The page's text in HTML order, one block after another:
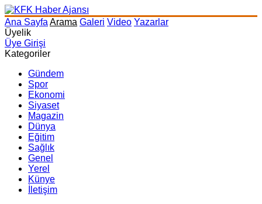
Ana Sayfa Arama Galeri Video Yazarlar
Üyelik
Üye Girişi
Kategoriler
Gündem
Spor
Ekonomi
Siyaset
Magazin
Dünya
Eğitim
Sağlık
Genel
Yerel
Künye
İletişim